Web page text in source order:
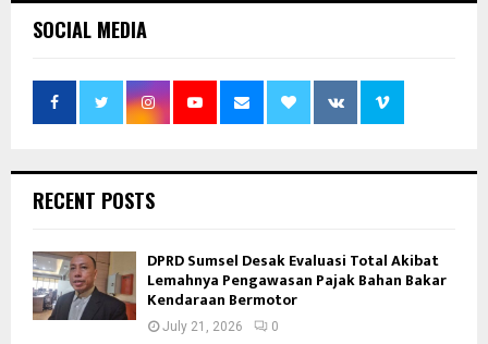
SOCIAL MEDIA
RECENT POSTS
DPRD Sumsel Desak Evaluasi Total Akibat
Lemahnya Pengawasan Pajak Bahan Bakar
Kendaraan Bermotor
July 21, 2026 0